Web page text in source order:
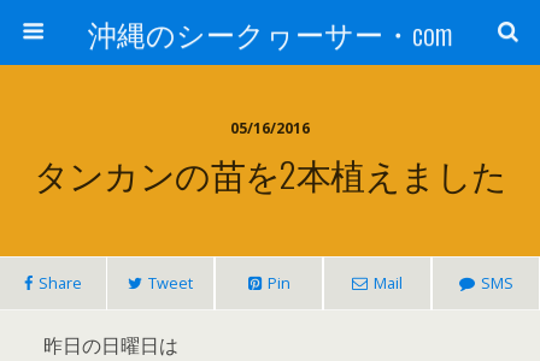
沖縄のシークヮーサー・com
05/16/2016
タンカンの苗を2本植えました
Share Tweet Pin Mail SMS
昨日の日曜日は